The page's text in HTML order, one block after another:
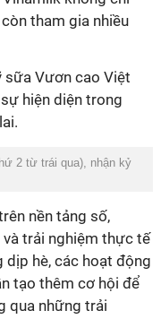
tham gia nhiều
sữa Vươn cao Việt
hiện diện trong
2 từ trái qua), nhận kỷ
nền tảng số,
trải nghiệm thực tế
dịp hè, các hoạt động
tạo thêm cơ hội để
qua những trải